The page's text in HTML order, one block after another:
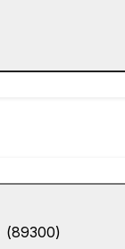
(89300)